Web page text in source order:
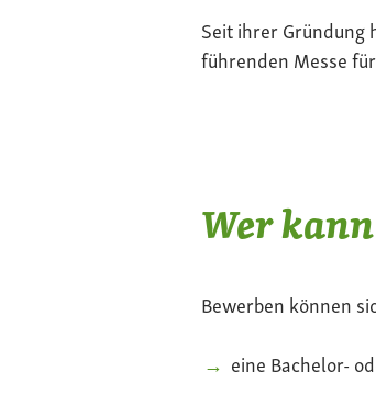
Seit ihrer Gründung
führenden Messe
Wer
Bewerben können
eine Bachelor-